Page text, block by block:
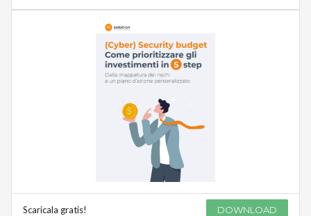
Scaricala gratis! DOWNLOAD